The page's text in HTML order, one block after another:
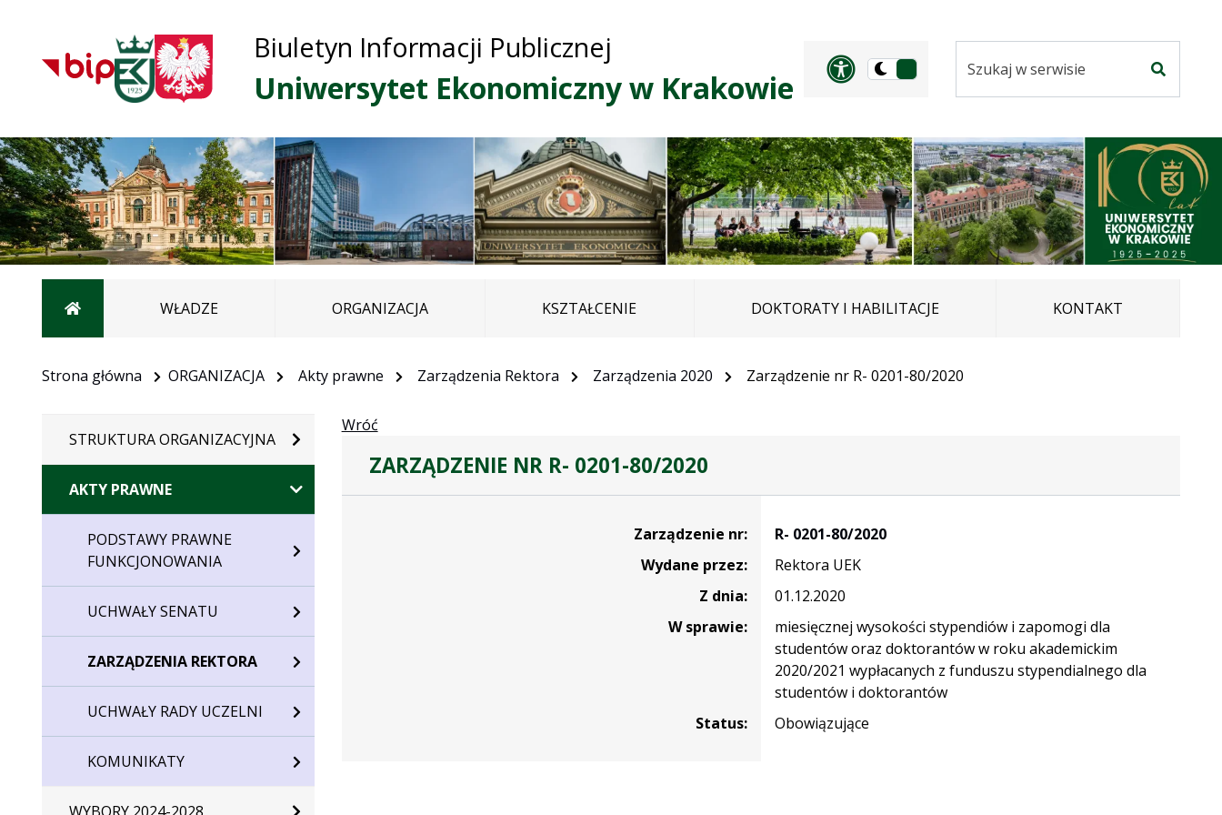
głównego menu
Przejdź do treści
Przejdź do mapy
serwisu
Biuletyn Informacji Publicznej
Uniwersytet Ekonomiczny w Krakowie
Panel dostosowania
Przełącz
ciemną
serwisie
Strona głównaWŁADZE ORGANIZACJA KSZTAŁCENIE DOKTORATY I HABILITACJE KONTAKT
Strona główna ORGANIZACJA Akty prawne Zarządzenia Rektora Zarządzenia 2020 Zarządzenie nr R- 0201-80/2020
STRUKTURA ORGANIZACYJNA
AKTY PRAWNE
PODSTAWY PRAWNE
FUNKCJONOWANIA
UCHWAŁY SENATU
ZARZĄDZENIA REKTORA
UCHWAŁY RADY UCZELNI
KOMUNIKATY
Wróć
ZARZĄDZENIE NR R- 0201-80/2020
Zarządzenie nr:
R- 0201-80/2020
Wydane przez:
Rektora UEK
Z dnia:
01.12.2020
W sprawie:
miesięcznej wysokości stypendiów i zapomogi dla
studentów oraz doktorantów w roku akademickim
2020/2021 wypłacanych z funduszu stypendialnego dla
studentów i doktorantów
Status:
Obowiązujące